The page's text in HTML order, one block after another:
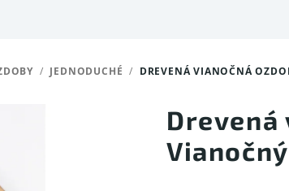
/ JEDNODUCHÉ / DREVENÁ VIANOČNÁ
Drevená